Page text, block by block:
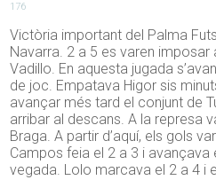
176
Victòria important del Palma
Navarra. 2 a 5 es varen imposar
Vadillo. En aquesta jugada
de joc. Empatava Higor sis
avançar més tard el conjunt de
arribar al descans. A la represa
Braga. A partir d’aquí, els gols
Campos feia el 2 a 3 i avançava
vegada. Lolo marcava el 2 a 4 i